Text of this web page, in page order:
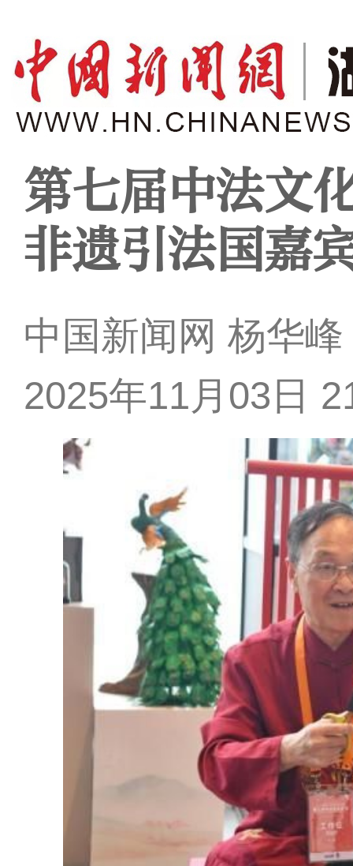
第七届中法文
非遗引法国嘉
中国新闻网 杨华峰
2025年11月03日